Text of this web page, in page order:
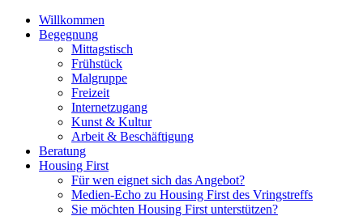
Willkommen
Begegnung
Mittagstisch
Frühstück
Malgruppe
Freizeit
Internetzugang
Kunst & Kultur
Arbeit & Beschäftigung
Beratung
Housing First
Für wen eignet sich das Angebot?
Medien-Echo zu Housing First des Vringstreffs
Sie möchten Housing First unterstützen?